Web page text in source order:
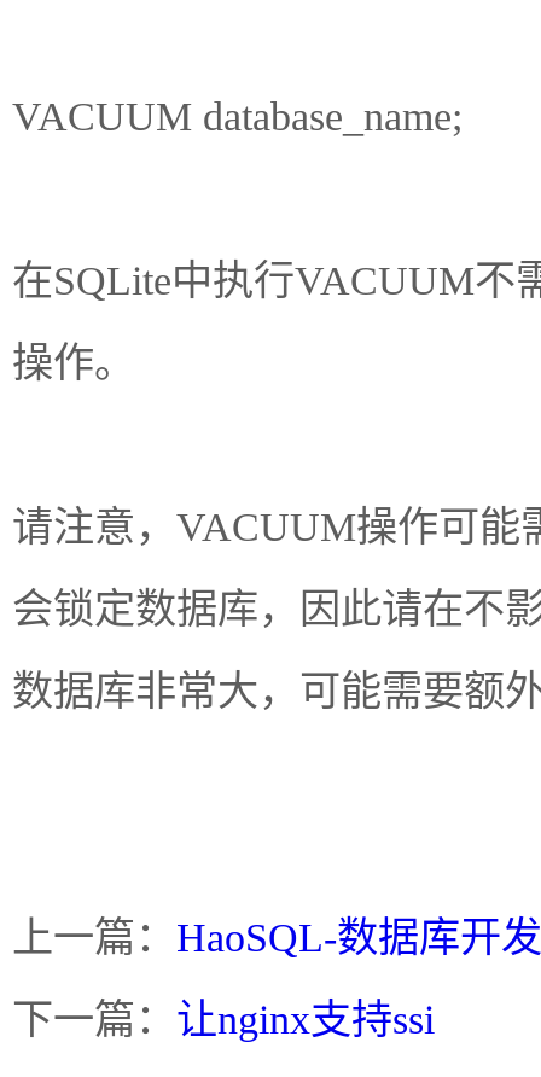
VACUUM database_name;
在SQLite中执行VACUUM不
操作。
请注意，VACUUM操作可能
会锁定数据库，因此请在不
数据库非常大，可能需要额
上一篇： HaoSQL-数据库开
下一篇： 让nginx支持ssi